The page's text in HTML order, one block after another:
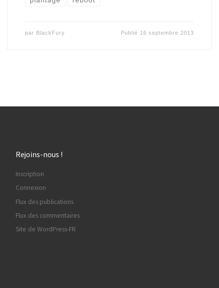
par BlackFury Publié 16 septembre 2013
Rejoins-nous !
Inscription
Connexion
Flux des publications
Flux des commentaires
Site de WordPress-FR